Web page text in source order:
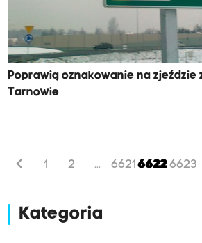
Poprawią oznakowanie na
Tarnowie
chevron_left 1 2 ... 6621 66226623
Kategoria